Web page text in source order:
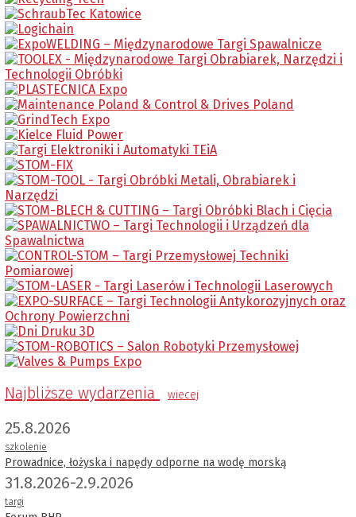
Najbliższe wydarzenia wiecej
25.8.2026
szkolenie
Prowadnice, łożyska i napędy odporne na wodę morską
31.8.2026-2.9.2026
targi